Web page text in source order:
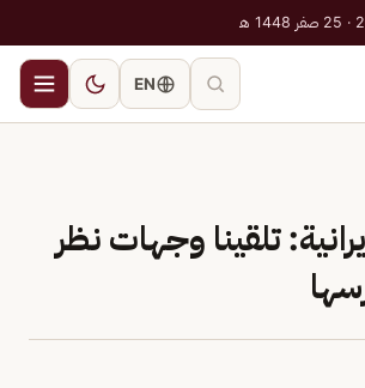
EN
تلقينا وجهات نظر